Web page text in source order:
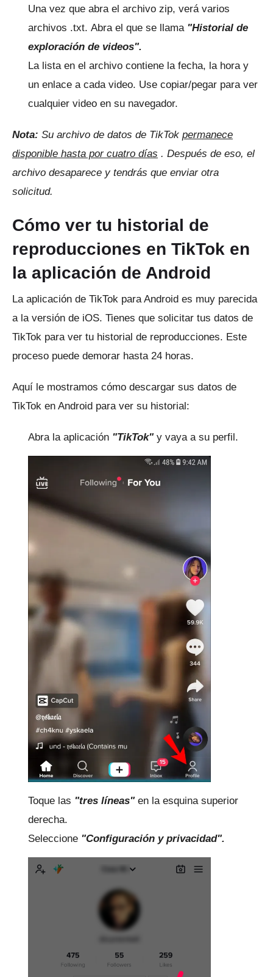
Una vez que abra el archivo zip, verá varios
archivos .txt. Abra el que se llama "Historial de
exploración de videos".
La lista en el archivo contiene la fecha, la hora y
un enlace a cada video. Use copiar/pegar para ver
cualquier video en su navegador.
Nota: Su archivo de datos de TikTok permanece
disponible hasta por cuatro días . Después de eso, el
archivo desaparece y tendrás que enviar otra
solicitud.
Cómo ver tu historial de
reproducciones en TikTok en
la aplicación de Android
La aplicación de TikTok para Android es muy parecida
a la versión de iOS. Tienes que solicitar tus datos de
TikTok para ver tu historial de reproducciones. Este
proceso puede demorar hasta 24 horas.
Aquí le mostramos cómo descargar sus datos de
TikTok en Android para ver su historial:
Abra la aplicación "TikTok" y vaya a su perfil.
Toque las "tres líneas" en la esquina superior
derecha.
Seleccione "Configuración y privacidad".